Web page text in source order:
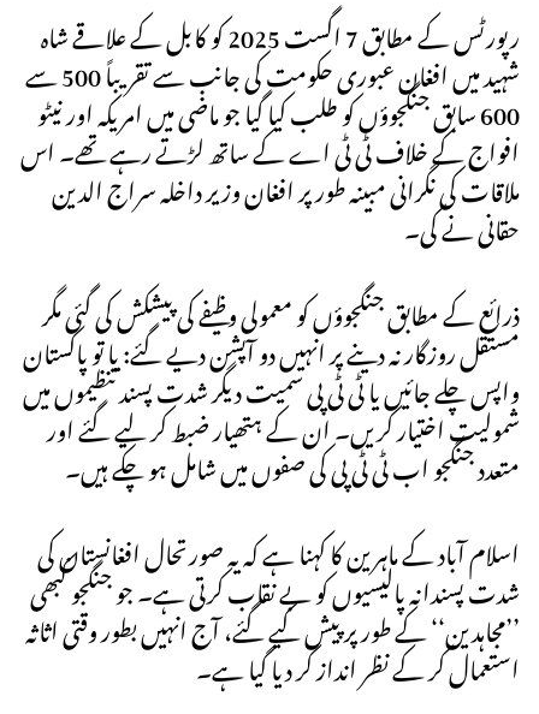
رپورٹس کے مطابق 7 اگست 2025 کو کابل کے علاقے شاہ
شہید میں افغان عبوری حکومت کی جانب سے تقریباً 500 سے
600 سابق جنگجوؤں کو طلب کیا گیا جو ماضی میں امریکہ اور نیٹو
افواج کے خلاف ٹی ٹی اے کے ساتھ لڑتے رہے تھے۔ اس
ملاقات کی نگرانی مبینہ طور پر افغان وزیر داخلہ سراج الدین
حقانی نے کی۔
ذرائع کے مطابق جنگجوؤں کو معمولی وظیفے کی پیشکش کی گئی مگر
مستقل روزگار نہ دینے پر انہیں دو آپشن دیے گئے: یا تو پاکستان
واپس چلے جائیں یا ٹی ٹی پی سمیت دیگر شدت پسند تنظیموں میں
شمولیت اختیار کریں۔ ان کے ہتھیار ضبط کر لیے گئے اور
متعدد جنگجو اب ٹی ٹی پی کی صفوں میں شامل ہو چکے ہیں۔
اسلام آباد کے ماہرین کا کہنا ہے کہ یہ صورتحال افغانستان کی
شدت پسندانہ پالیسیوں کو بے نقاب کرتی ہے۔ جو جنگجو کبھی
’’مجاہدین‘‘ کے طور پر پیش کیے گئے، آج انہیں بطور وقتی اثاثہ
استعمال کر کے نظر انداز کر دیا گیا ہے۔